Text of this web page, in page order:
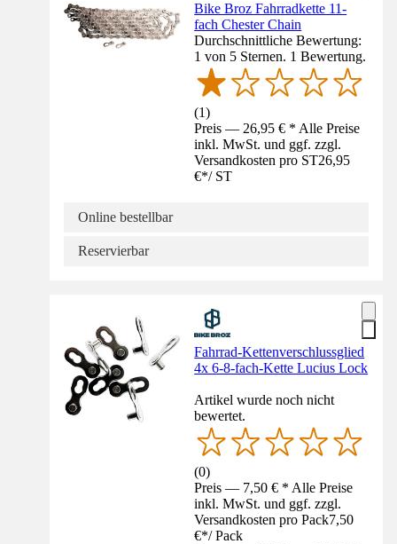
Bike Broz Fahrradkette 11-
fach Chester Chain
Durchschnittliche Bewertung:
1 von 5 Sternen. 1 Bewertung.
(1)
Preis — 26,95 € * Alle Preise
inkl. MwSt. und ggf. zzgl.
Versandkosten pro ST26,95
€*/ ST
Online bestellbar
Reservierbar
Fahrrad-Kettenverschlussglied
4x 6-8-fach-Kette Lucius Lock
Artikel wurde noch nicht
bewertet.
(0)
Preis — 7,50 € * Alle Preise
inkl. MwSt. und ggf. zzgl.
Versandkosten pro Pack7,50
€*/ Pack